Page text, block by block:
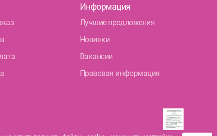
Информация
Лучшие предложения
Новинки
Вакансии
Правовая информация